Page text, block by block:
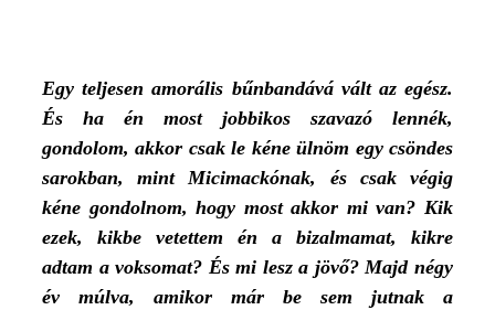
Egy teljesen amorális bűnbandává vált az egész.
És ha én most jobbikos szavazó lennék,
gondolom, akkor csak le kéne ülnöm egy csöndes
sarokban, mint Micimackónak, és csak végig
kéne gondolnom, hogy most akkor mi van? Kik
ezek, kikbe vetettem én a bizalmamat, kikre
adtam a voksomat? És mi lesz a jövő? Majd négy
év múlva, amikor már be sem jutnak a